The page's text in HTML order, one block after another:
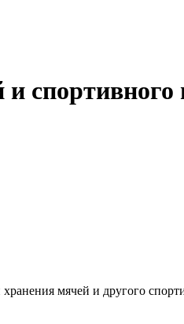
спортивного
хранения мячей и другого